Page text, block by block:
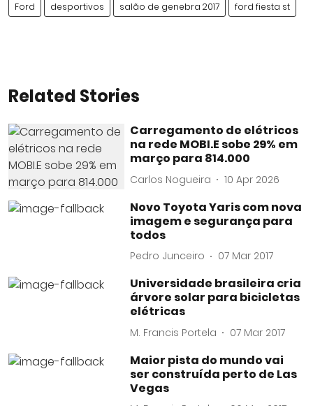
Ford desportivos salão de genebra 2017 ford fiesta st
Related Stories
Carregamento de elétricos
na rede MOBI.E sobe 29% em
março para 814.000
Carlos Nogueira 10 Apr 2026
Novo Toyota Yaris com nova
imagem e segurança para
todos
Pedro Junceiro 07 Mar 2017
Universidade brasileira cria
árvore solar para bicicletas
elétricas
M. Francis Portela 07 Mar 2017
Maior pista do mundo vai
ser construída perto de Las
Vegas